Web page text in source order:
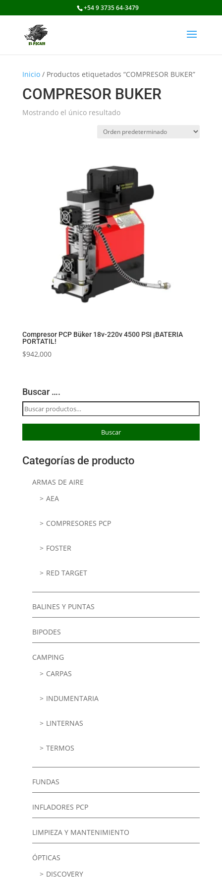
+54 9 3735 64-3479
Inicio/ Productos etiquetados “COMPRESOR BUKER”
COMPRESOR BUKER
Mostrando el único resultado
Compresor PCP Büker 18v-220v 4500 PSI ¡BATERIA
PORTATIL!
$942,000
Buscar ….
Buscar
por:
Buscar
Categorías de producto
ARMAS DE AIRE
AEA
COMPRESORES PCP
FOSTER
RED TARGET
BALINES Y PUNTAS
BIPODES
CAMPING
CARPAS
INDUMENTARIA
LINTERNAS
TERMOS
FUNDAS
INFLADORES PCP
LIMPIEZA Y MANTENIMIENTO
ÓPTICAS
DISCOVERY